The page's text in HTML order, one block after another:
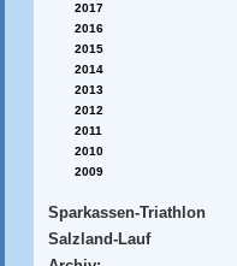
2017
2016
2015
2014
2013
2012
2011
2010
2009
Sparkassen-Triathlon
Salzland-Lauf